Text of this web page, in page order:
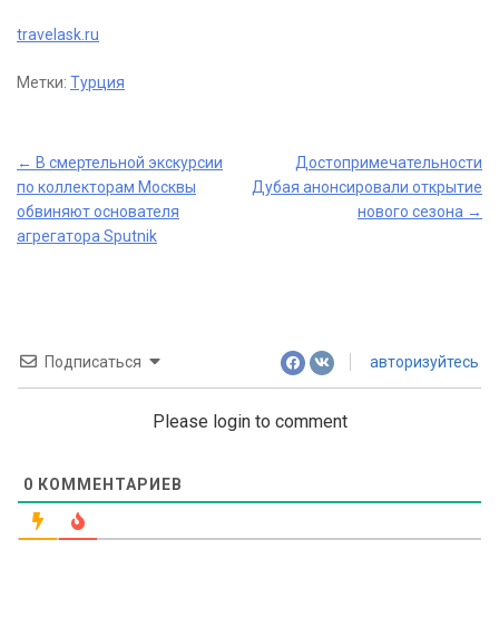
travelask.ru
Метки: Турция
Post
navigation
← В смертельной экскурсии
по коллекторам Москвы
обвиняют основателя
агрегатора Sputnik
Достопримечательности
Дубая анонсировали открытие
нового сезона →
Подписаться авторизуйтесь
Please login to comment
0 КОММЕНТАРИЕВ